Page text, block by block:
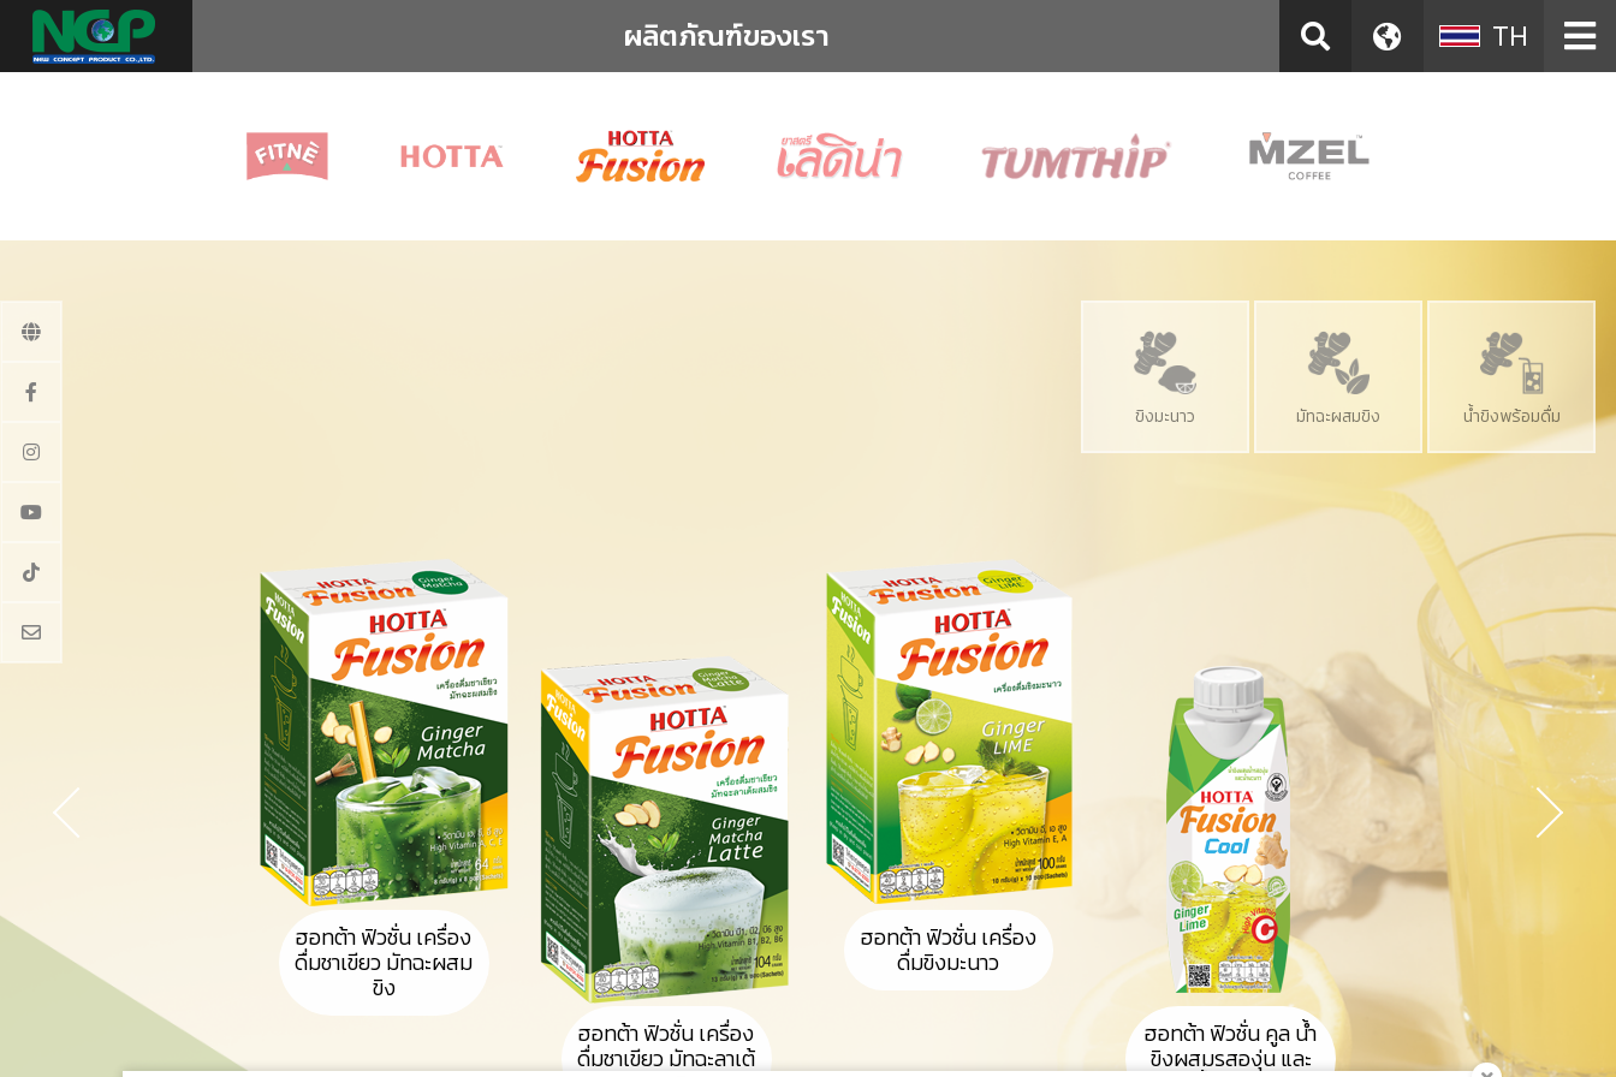
ผลิตภัณฑ์ของเรา TH
ขิงมะนาว มัทฉะผสมขิง น้ำขิงพร้อมดื่ม
ฮอทต้า ฟิวชั่น เครื่อง
ดื่มชาเขียว มัทฉะผสม
ขิง
ฮอทต้า ฟิวชั่น เครื่อง
ดื่มชาเขียว มัทฉะลาเต้
ฮอทต้า ฟิวชั่น เครื่อง
ดื่มขิงมะนาว
ฮอทต้า ฟิวชั่น คูล น้ำ
ขิงผสมรสองุ่น และ